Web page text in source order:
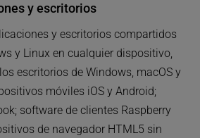
y escritorios
y escritorios compartidos
y Linux en cualquier dispositivo,
escritorios de Windows, macOS y
móviles iOS y Android;
software de clientes Raspberry
de navegador HTML5 sin